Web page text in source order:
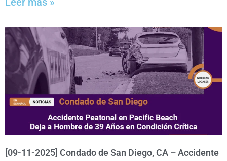
[09-11-2025] Condado de San Diego, CA – Accidente